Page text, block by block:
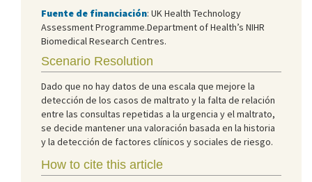
Fuente de financiación: UK Health Technology
Assessment Programme.Department of Health’s NIHR
Biomedical Research Centres.
Scenario Resolution
Dado que no hay datos de una escala que mejore la
detección de los casos de maltrato y la falta de relación
entre las consultas repetidas a la urgencia y el maltrato,
se decide mantener una valoración basada en la historia
y la detección de factores clínicos y sociales de riesgo.
How to cite this article